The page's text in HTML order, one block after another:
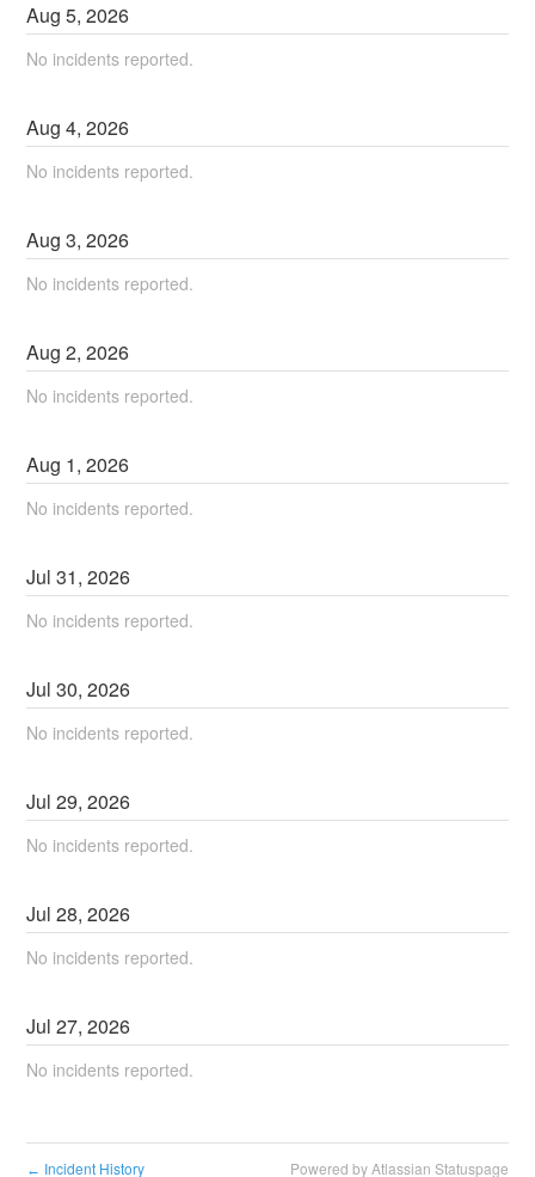
Aug5,2026
No incidents reported.
Aug4,2026
No incidents reported.
Aug3,2026
No incidents reported.
Aug2,2026
No incidents reported.
Aug 1,2026
No incidents reported.
Jul31,2026
No incidents reported.
Jul30,2026
No incidents reported.
Jul29,2026
No incidents reported.
Jul28,2026
No incidents reported.
Jul27,2026
No incidents reported.
← Incident History Powered by Atlassian Statuspage